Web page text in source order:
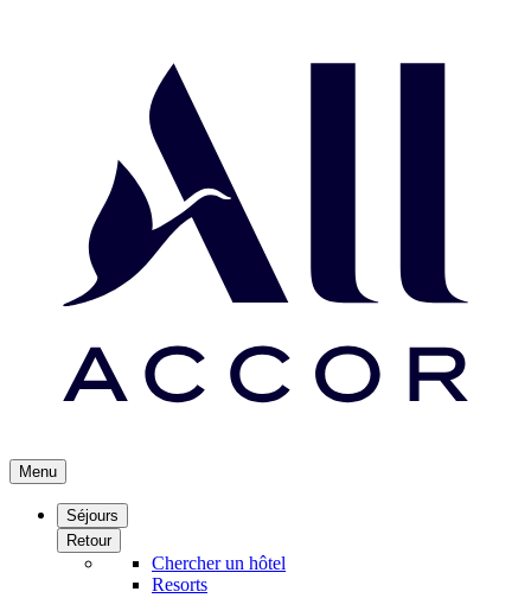
Menu
Séjours
Retour
Chercher un hôtel
Resorts